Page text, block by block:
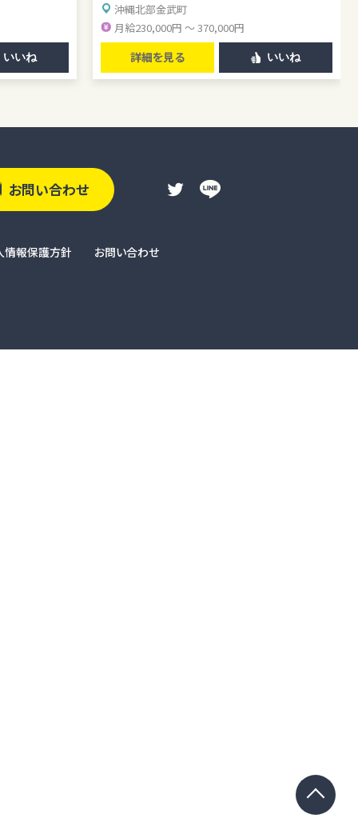
いいね
清掃・警備・施設管理
系 IT・エンジニア系
沖縄北部金武町
月給230,000円 ～ 370,000円
詳細を見る いいね
お問い合わせ
情報保護方針 お問い合わせ